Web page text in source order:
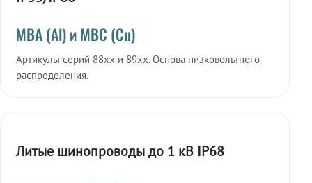
МВА (Al) и МВС (Cu)
Артикулы серий 88xx и 89xx. Основа низковольтного
распределения.
Литые шинопроводы до 1 кВ IP68